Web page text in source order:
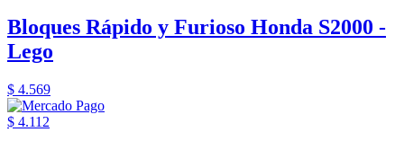
Bloques Rápido y Furioso Honda S2000 -
Lego
$ 4.569
$ 4.112